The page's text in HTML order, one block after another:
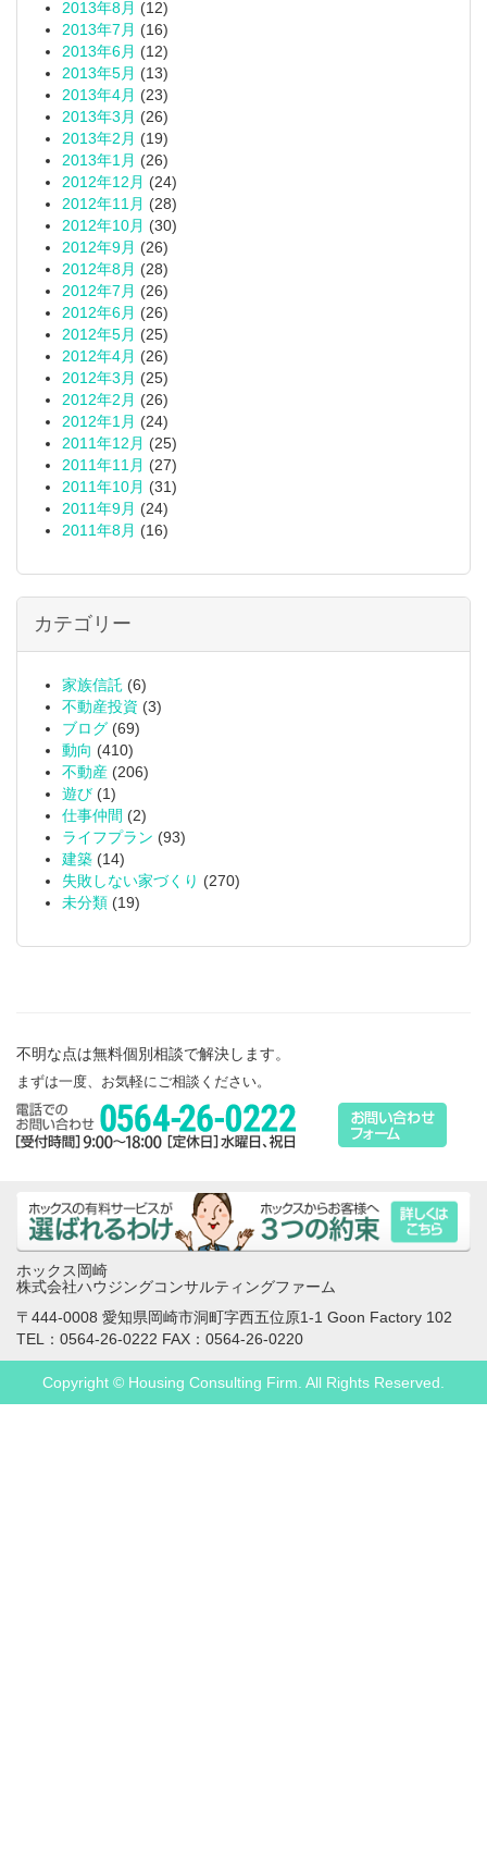
2013年8月 (12)
2013年7月 (16)
2013年6月 (12)
2013年5月 (13)
2013年4月 (23)
2013年3月 (26)
2013年2月 (19)
2013年1月 (26)
2012年12月 (24)
2012年11月 (28)
2012年10月 (30)
2012年9月 (26)
2012年8月 (28)
2012年7月 (26)
2012年6月 (26)
2012年5月 (25)
2012年4月 (26)
2012年3月 (25)
2012年2月 (26)
2012年1月 (24)
2011年12月 (25)
2011年11月 (27)
2011年10月 (31)
2011年9月 (24)
2011年8月 (16)
カテゴリー
家族信託 (6)
不動産投資 (3)
ブログ (69)
動向 (410)
不動産 (206)
遊び (1)
仕事仲間 (2)
ライフプラン (93)
建築 (14)
失敗しない家づくり (270)
未分類 (19)
不明な点は無料個別相談で解決します。
まずは一度、お気軽にご相談ください。
ホックス岡崎
株式会社ハウジングコンサルティングファーム
〒444-0008 愛知県岡崎市洞町字西五位原1-1 Goon Factory 102
TEL：0564-26-0222 FAX：0564-26-0220
Copyright © Housing Consulting Firm. All Rights Reserved.